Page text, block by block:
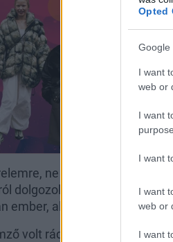
Opted
Google
I want
web or
I want
I want
I want
web or
I want
ne feledd, hogy
dolgozol, és az online
ember, aki kifejezi, mennyire
volt rád az utolsó